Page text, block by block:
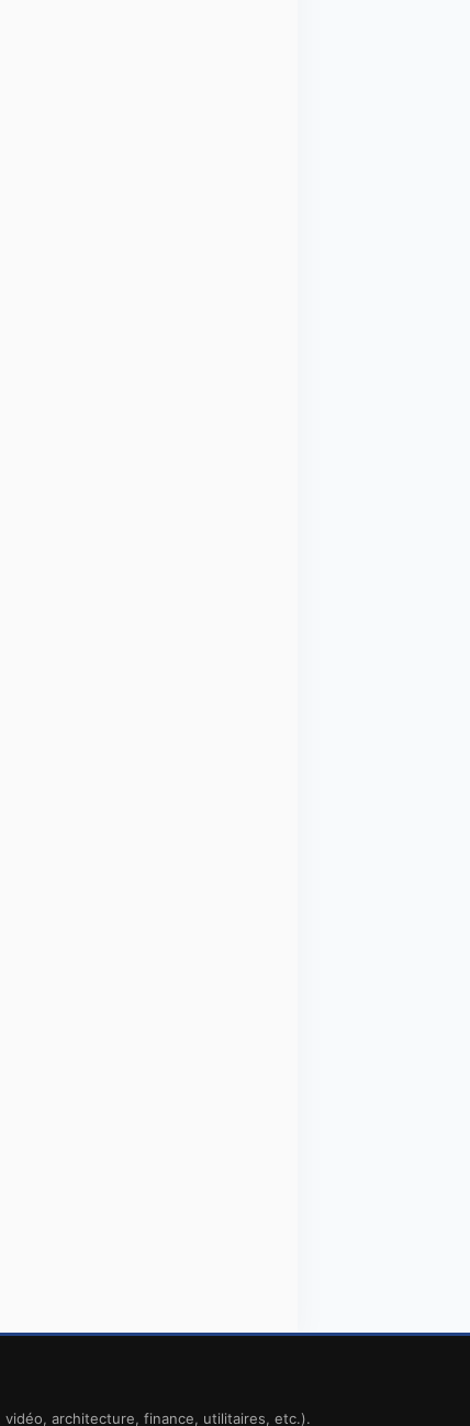
architecture, finance, utilitaires, etc.).